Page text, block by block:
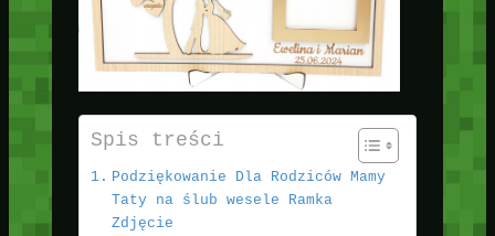
Spis treści
Podziękowanie Dla Rodziców Mamy
Taty na ślub wesele Ramka
Zdjęcie